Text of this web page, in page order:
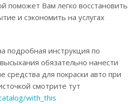
поможет Вам легко восстановить
и сэкономить на услугах
подробная инструкция по
обязательно нанести
средства для покраски авто при
смотрите тут
with_this